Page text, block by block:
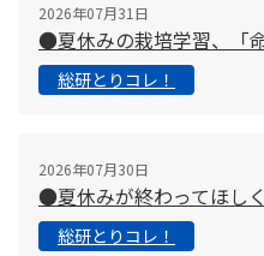
2026年07月31日
●夏休みの栽培学習、「
総研とりコレ！
2026年07月30日
●夏休みが終わってほし
総研とりコレ！